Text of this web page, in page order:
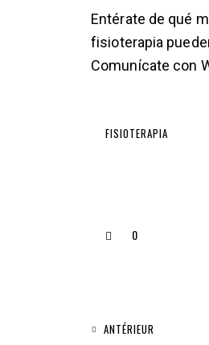
Entérate de qué
fisioterapia
Comunícate con
FISIOTERAPIA
0
ANTÉRIEUR